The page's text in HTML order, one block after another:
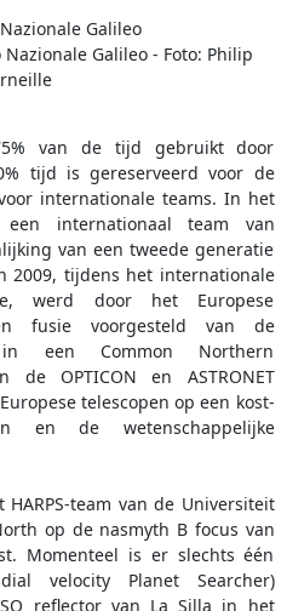
Galileo - Foto: Philip
van de tijd gebruikt door
tijd is gereserveerd voor de
internationale teams. In het
internationaal team van
van een tweede generatie
2009, tijdens het internationale
werd door het Europese
fusie voorgesteld van de
in een Common Northern
de OPTICON en ASTRONET
telescopen op een kost-
en de wetenschappelijke
team van de Universiteit
op de nasmyth B focus van
Momenteel is er slechts één
velocity Planet Searcher)
reflector van La Silla in het